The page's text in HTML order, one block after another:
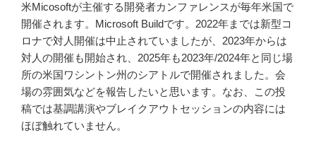
米Micosoftが主催する開発者カンファレンスが毎年米国で
開催されます。Microsoft Buildです。2022年までは新型コ
ロナで対人開催は中止されていましたが、2023年からは
対人の開催も開始され、2025年も2023年/2024年と同じ場
所の米国ワシントン州のシアトルで開催されました。会
場の雰囲気などを報告したいと思います。なお、この投
稿では基調講演やブレイクアウトセッションの内容には
ほぼ触れていません。